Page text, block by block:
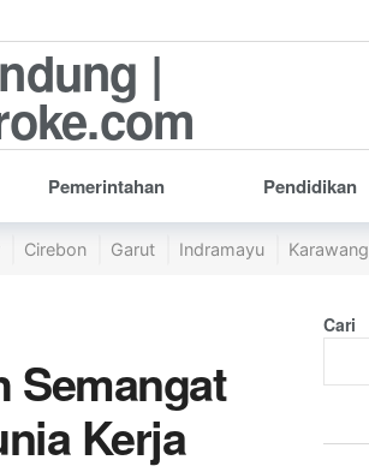
Pemerintahan Pendidikan
Cirebon Garut Indramayu Karawang
Semangat
Kerja
Cari